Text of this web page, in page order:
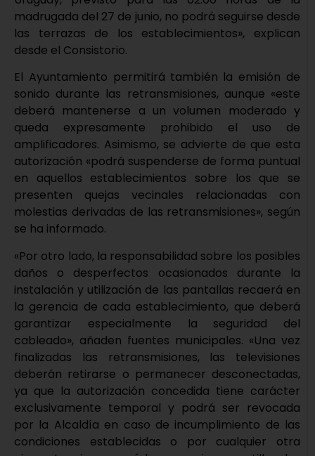
madrugada del 27 de junio, no podrá seguirse desde
las terrazas de los establecimientos», explican
desde el Consistorio.
El Ayuntamiento permitirá también la emisión de
sonido durante las retransmisiones, aunque «este
deberá mantenerse a un volumen moderado y
queda expresamente prohibido el uso de
amplificadores. Asimismo, se advierte de que esta
autorización «podrá suspenderse de forma puntual
en aquellos establecimientos sobre los que se
presenten quejas vecinales relacionadas con
molestias derivadas de las retransmisiones», según
se ha informado.
«Por otro lado, la responsabilidad sobre los posibles
daños o desperfectos ocasionados durante la
instalación y utilización de las pantallas recaerá en
la gerencia de cada establecimiento, que deberá
garantizar especialmente la seguridad del
cableado», añaden fuentes municipales. «Una vez
finalizadas las retransmisiones, las televisiones
deberán retirarse o permanecer desconectadas,
ya que la autorización concedida tiene carácter
exclusivamente temporal y podrá ser revocada
por la Alcaldía en caso de incumplimiento de las
condiciones establecidas o por cualquier otra